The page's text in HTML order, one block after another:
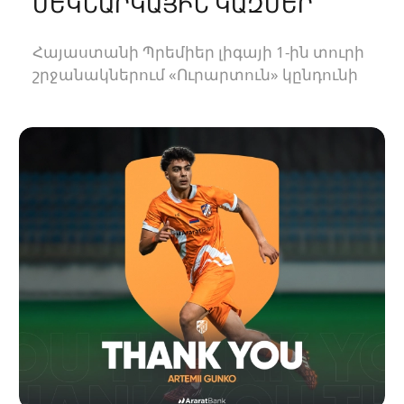
Հայաստանի Պրեմիեր լիգայի 1-ին տուրի
շրջանակներում «Ուրարտուն» կընդունի